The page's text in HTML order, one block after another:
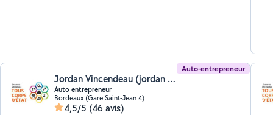
Auto-entrepreneur
Jordan Vincendeau (jordan btp 33)
Auto entrepreneur
Bordeaux (Gare Saint-Jean 4)
4,5/5 (46 avis)